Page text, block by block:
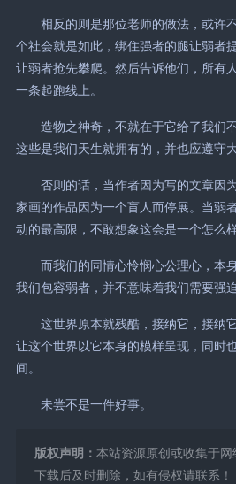
相反的则是那位老师的做法，或许
个社会就是如此，绑住强者的腿让弱者
让弱者抢先攀爬。然后告诉他们，所有
一条起跑线上。
造物之神奇，不就在于它给了我们不
这些是我们天生就拥有的，并也应遵守
否则的话，当作者因为写的文章因
家画的作品因为一个盲人而停展。当弱
动的最高限，不敢想象这会是一个怎么样
而我们的同情心怜悯心公理心，本身
我们包容弱者，并不意味着我们需要强
这世界原本就残酷，接纳它，接纳它
让这个世界以它本身的模样呈现，同时
间。
未尝不是一件好事。
版权声明： 本站资源原创或收集于网
下载后及时删除，如有侵权请联系！